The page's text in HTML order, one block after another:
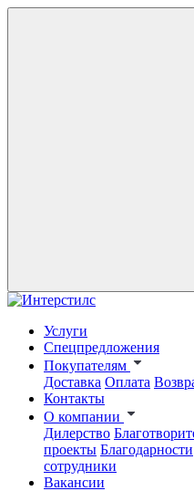
Услуги
Спецпредложения
Покупателям
Доставка Оплата
Контакты
О компании
Дилерство
проекты Благодарности
сотрудники
Вакансии